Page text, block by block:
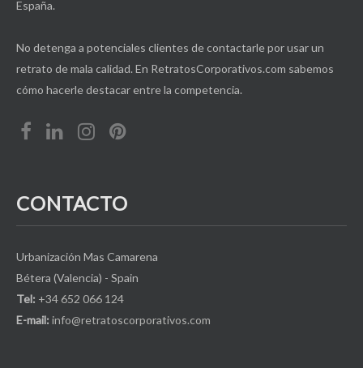
España.
No detenga a potenciales clientes de contactarle por usar un
retrato de mala calidad. En RetratosCorporativos.com sabemos
cómo hacerle destacar entre la competencia.
CONTACTO
Urbanización Mas Camarena
Bétera (Valencia) - Spain
Tel: +34 652 066 124
E-mail: info@retratoscorporativos.com